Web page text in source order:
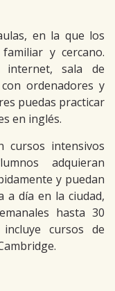
en la que los
y cercano.
internet, sala de
ordenadores y
puedas practicar
en inglés.
cursos intensivos
adquieran
y puedan
a día en la ciudad,
hasta 30
cursos de